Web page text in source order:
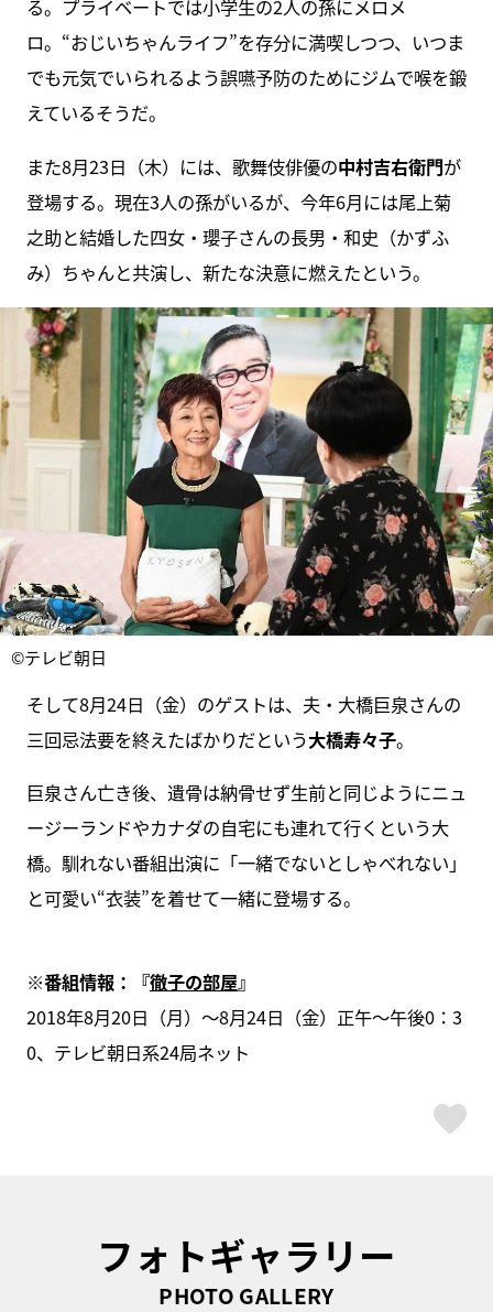
る。プライベートでは小学生の2人の孫にメロメ
ロ。“おじいちゃんライフ”を存分に満喫しつつ、いつま
でも元気でいられるよう誤嚥予防のためにジムで喉を鍛
えているそうだ。
また8月23日（木）には、歌舞伎俳優の中村吉右衛門が
登場する。現在3人の孫がいるが、今年6月には尾上菊
之助と結婚した四女・瓔子さんの長男・和史（かずふ
み）ちゃんと共演し、新たな決意に燃えたという。
©テレビ朝日
そして8月24日（金）のゲストは、夫・大橋巨泉さんの
三回忌法要を終えたばかりだという大橋寿々子。
巨泉さん亡き後、遺骨は納骨せず生前と同じようにニュ
ージーランドやカナダの自宅にも連れて行くという大
橋。馴れない番組出演に「一緒でないとしゃべれない」
と可愛い“衣装”を着せて一緒に登場する。
※番組情報： 『徹子の部屋』
2018年8月20日（月）～8月24日（金）正午～午後0：3
0、テレビ朝日系24局ネット
フォトギャラリー
PHOTO GALLERY